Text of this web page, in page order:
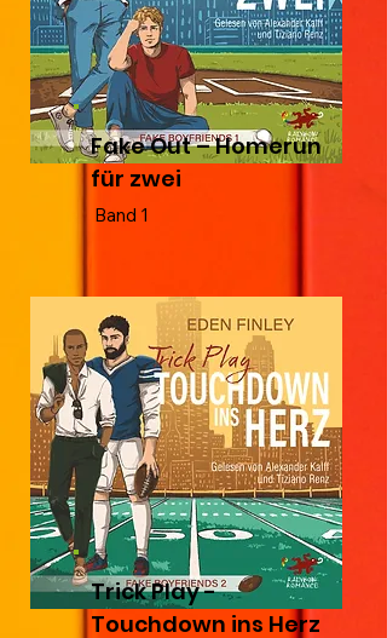
Fake Out – Homerun
für zwei
Band 1
Trick Play -
Touchdown ins Herz